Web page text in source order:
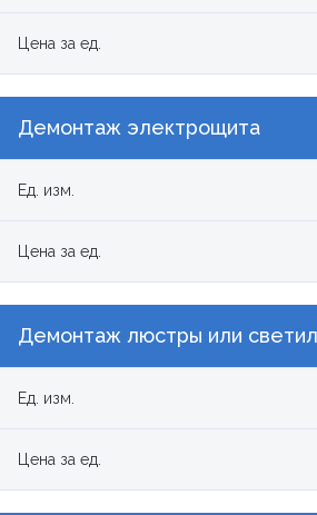
Цена за ед.
Демонтаж электрощита
Ед. изм.
Цена за ед.
Демонтаж люстры или
Ед. изм.
Цена за ед.